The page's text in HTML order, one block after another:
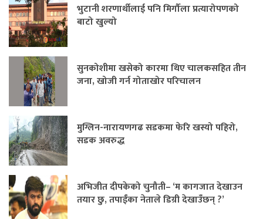
भुटानी शरणार्थीलाई पनि मिर्गौला प्रत्यारोपणको
बाटो खुल्यो
सुनकोशीमा खसेको कारमा थिए चालकसहित तीन
जना, खोजी गर्न गोताखोर परिचालन
मुग्लिन-नारायणगढ सडकमा फेरि खस्यो पहिरो,
सडक अवरुद्ध
अभिजीत दीपकेको चुनौती– ‘म कागजात देखाउन
तयार छु, तपाईंका नेताले डिग्री देखाउँछन् ?’